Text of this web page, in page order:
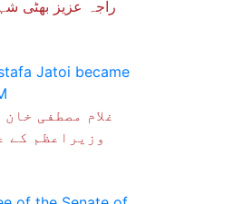
راجہ عزیز بھٹی
غلام مصطفی
وزیراعظم کے